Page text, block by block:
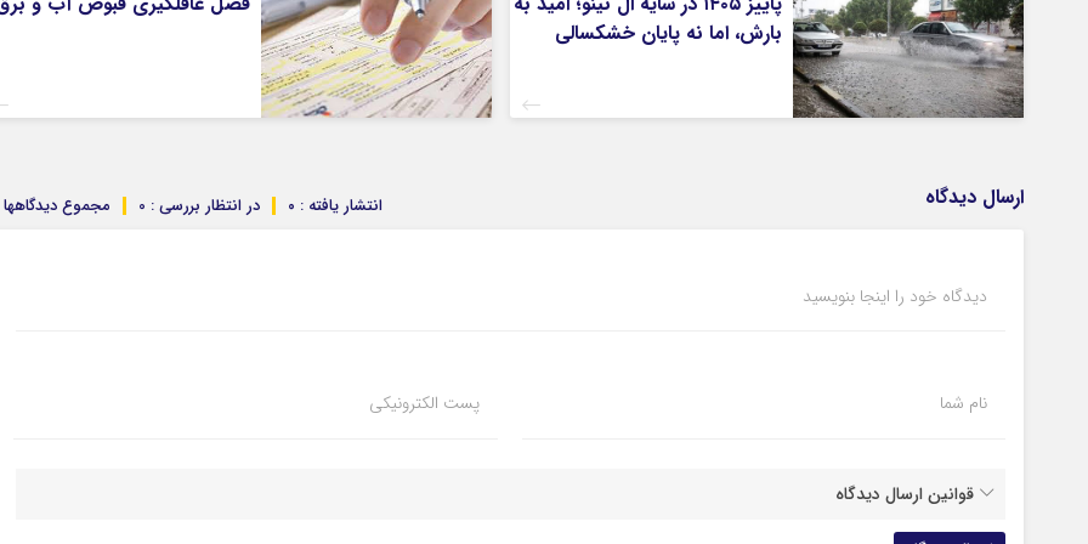
بارش، اما نه پایان خشکسالی
ارسال دیدگاه مجموع دیدگاهها در انتظار بررسی : 0 انتشار یافته : ۰
دیدگاه خود را اینجا بنویسید
نام شما پست الکترونیکی
قوانین ارسال دیدگاه